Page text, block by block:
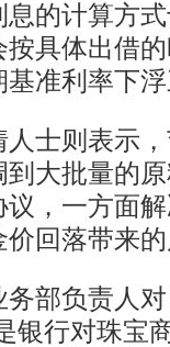
的计算方式
具体出借
准利率下
士则表示，
大批量的
，一方面
回落带来
部负责人对
银行对珠宝